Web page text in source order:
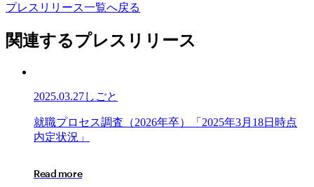
プレ ス リ リ ース一覧へ戻る
関連するプレスリリース
2025.03.27しごと
就
職
セ
就職プロ セス調査 （2026年卒） 「 2025年3月 18日 時点
内定状況 」
Read more